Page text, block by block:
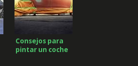
Consejos para
pintar un coche